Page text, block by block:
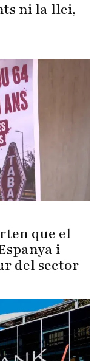
ni la llei,
que el
i
del sector